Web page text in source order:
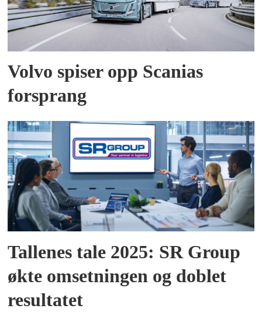
Volvo spiser opp Scanias
forsprang
Tallenes tale 2025: SR Group
økte omsetningen og doblet
resultatet